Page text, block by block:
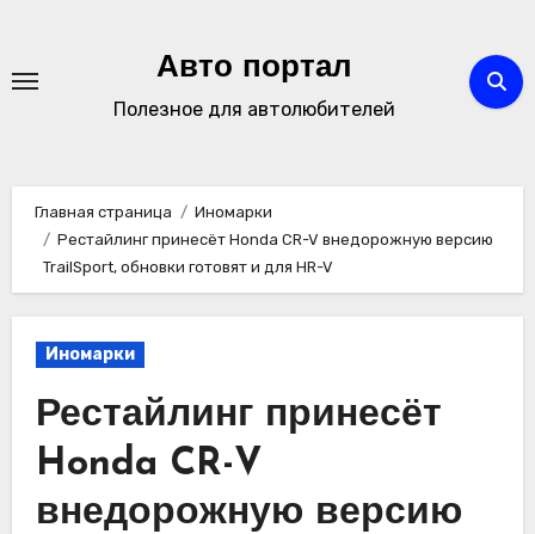
содержимому
Авто портал
Полезное для автолюбителей
Главная страница
Иномарки
Рестайлинг принесёт Honda CR-V внедорожную версию
TrailSport, обновки готовят и для HR-V
Иномарки
Рестайлинг принесёт
Honda CR-V
внедорожную версию